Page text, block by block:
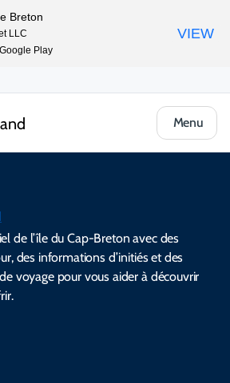
Menu
de l’île du Cap-Breton avec des
des informations d’initiés et des
voyage pour vous aider à découvrir
Breton
LLC
Play
VIEW